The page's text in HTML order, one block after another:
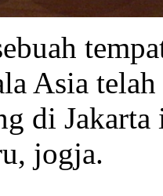
Asia telah
di
jogja.